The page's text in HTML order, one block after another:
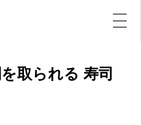
取られる 寿司